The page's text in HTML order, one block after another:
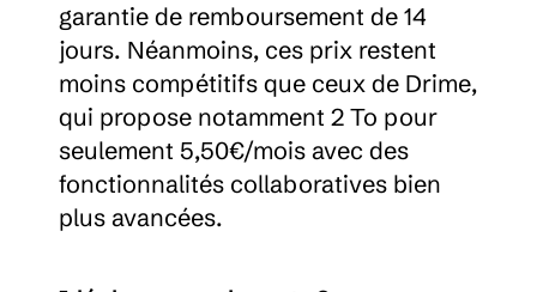
garantie de remboursement de 14
jours. Néanmoins, ces prix restent
moins compétitifs que ceux de Drime,
qui propose notamment 2 To pour
seulement 5,50€/mois avec des
fonctionnalités collaboratives bien
plus avancées.